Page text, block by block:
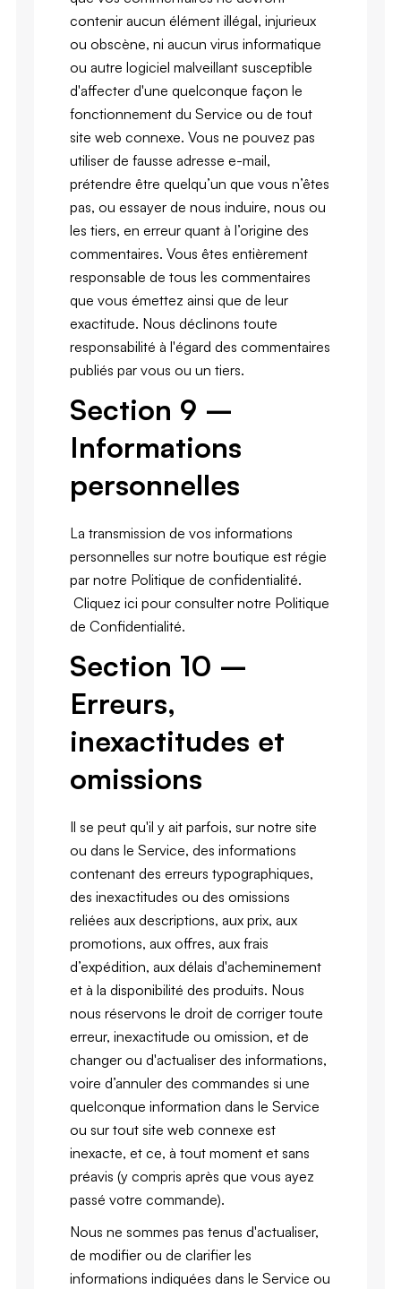
contenir aucun élément illégal, injurieux
ou obscène, ni aucun virus informatique
ou autre logiciel malveillant susceptible
d'affecter d'une quelconque façon le
fonctionnement du Service ou de tout
site web connexe. Vous ne pouvez pas
utiliser de fausse adresse e-mail,
prétendre être quelqu’un que vous n’êtes
pas, ou essayer de nous induire, nous ou
les tiers, en erreur quant à l’origine des
commentaires. Vous êtes entièrement
responsable de tous les commentaires
que vous émettez ainsi que de leur
exactitude. Nous déclinons toute
responsabilité à l'égard des commentaires
publiés par vous ou un tiers.
Section 9 –
Informations
personnelles
La transmission de vos informations
personnelles sur notre boutique est régie
par notre Politique de confidentialité.
Cliquez ici pour consulter notre Politique
de Confidentialité.
Section 10 –
Erreurs,
inexactitudes et
omissions
Il se peut qu'il y ait parfois, sur notre site
ou dans le Service, des informations
contenant des erreurs typographiques,
des inexactitudes ou des omissions
reliées aux descriptions, aux prix, aux
promotions, aux offres, aux frais
d’expédition, aux délais d'acheminement
et à la disponibilité des produits. Nous
nous réservons le droit de corriger toute
erreur, inexactitude ou omission, et de
changer ou d'actualiser des informations,
voire d’annuler des commandes si une
quelconque information dans le Service
ou sur tout site web connexe est
inexacte, et ce, à tout moment et sans
préavis (y compris après que vous ayez
passé votre commande).
Nous ne sommes pas tenus d'actualiser,
de modifier ou de clarifier les
informations indiquées dans le Service ou